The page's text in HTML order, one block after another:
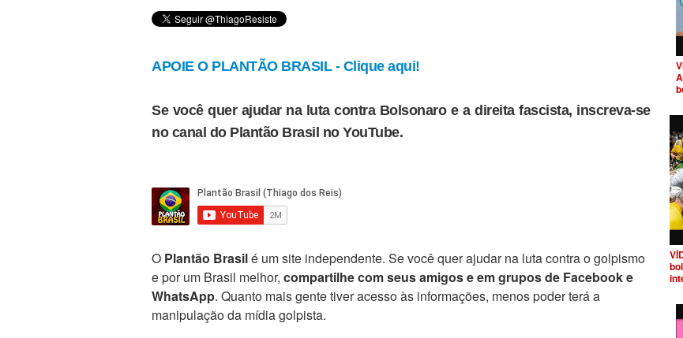
APOIE O PLANTÃO BRASIL - Clique aqui!
Se você quer ajudar na luta contra Bolsonaro e a direita fascista, inscreva-se
no canal do Plantão Brasil no YouTube.
O Plantão Brasilé um site independente. Se você quer ajudar na luta contra o golpismo
e por um Brasil melhor, compartilhe com seus amigos e em grupos de Facebook e
WhatsApp. Quanto mais gente tiver acesso às informações, menos poder terá a
manipulação da mídia golpista.